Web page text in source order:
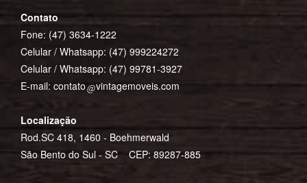
Contato
Fone: (47) 3634-1222
Celular / Whatsapp: (47) 999224272
Celular / Whatsapp: (47) 99781-3927
E-mail: contato vintagemoveis.com
Localização
Rod.SC 418, 1460 - Boehmerwald
São Bento do Sul - SC CEP: 89287-885